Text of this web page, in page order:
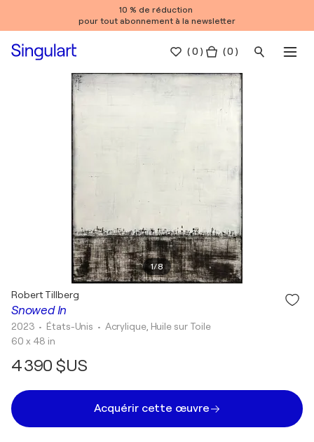
10 % de réduction
pour tout abonnement à la newsletter
(0 ) ( 0 )
1/8
Snowed In
Robert Tillberg
2023 • États-Unis • Acrylique, Huile sur Toile
60 x 48 in
4 390 $US
Acquérir cette œuvre